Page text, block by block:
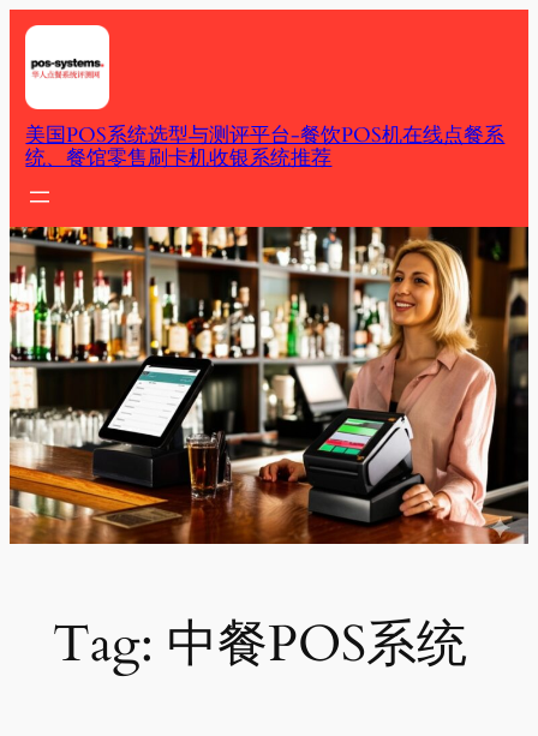
Skip
content
美国POS系统选型与测评平台-餐饮POS机在线点餐系
统、餐馆零售刷卡机收银系统推荐
Tag: 中餐POS系统